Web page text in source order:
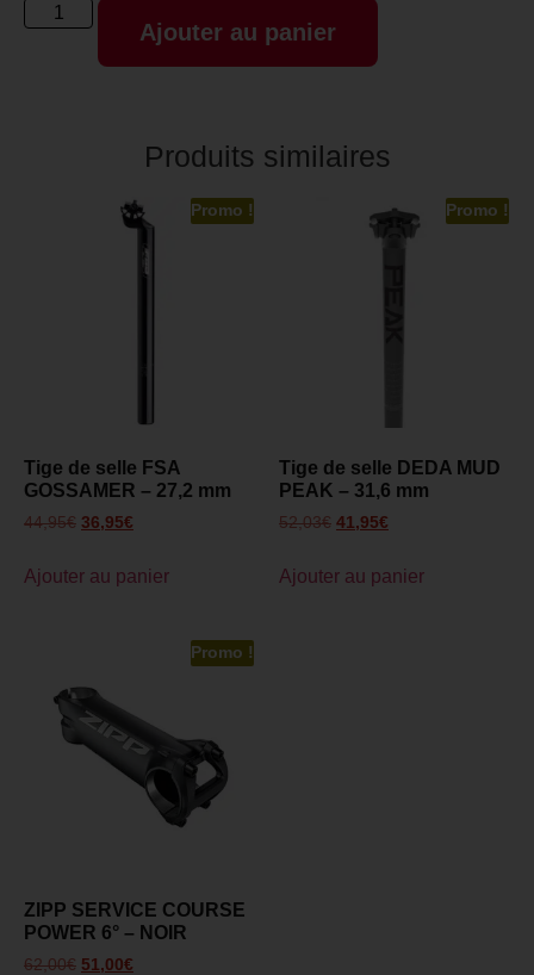
Ajouter au panier
Produits similaires
Promo !
Tige de selle FSA
GOSSAMER – 27,2 mm
44,95€ 36,95€
Ajouter au panier
Promo !
Tige de selle DEDA MUD
PEAK – 31,6 mm
52,03€ 41,95€
Ajouter au panier
Promo !
ZIPP SERVICE COURSE
POWER 6° – NOIR
62,00€ 51,00€